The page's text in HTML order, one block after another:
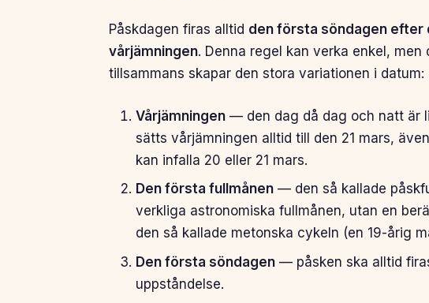
Påskdagen firas alltid den första söndagen
vårjämningen. Denna regel kan verka enkel,
tillsammans skapar den stora variationen i datum:
Vårjämningen— den dag då dag och natt är
sätts vårjämningen alltid till den 21 mars,
kan infalla 20 eller 21 mars.
Den första fullmånen— den så kallade
verkliga astronomiska fullmånen, utan en
den så kallade metonska cykeln (en 19-årig
Den första söndagen— påsken ska alltid
uppståndelse.